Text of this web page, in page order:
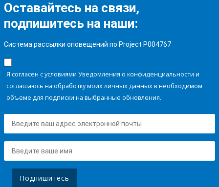
Оставайтесь на связи,
подпишитесь на наши:
Система рассылки оповещений по Project P004767
Я согласен с условиями Уведомления о конфиденциальности и
соглашаюсь на обработку моих личных данных в необходимом
объеме для подписки на выбранные обновления.
Подпишитесь